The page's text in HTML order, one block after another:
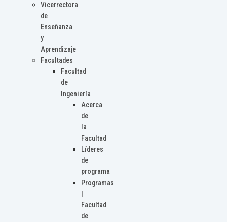
Vicerrectora
de
Enseñanza
y
Aprendizaje
Facultades
Facultad
de
Ingeniería
Acerca
de
la
Facultad
Líderes
de
programa
Programas
Facultad
de